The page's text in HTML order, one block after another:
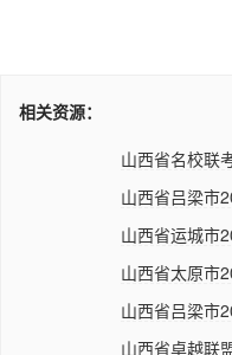
相关资源：
山西省名校联
山西省吕梁市
山西省运城市
山西省太原市
山西省吕梁市
山西省卓越联